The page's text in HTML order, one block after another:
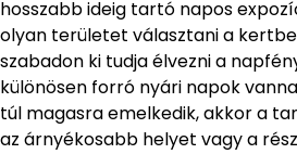
hosszabb ideig tartó napos
olyan területet választani a
szabadon ki tudja élvezni a
különösen forró nyári napok
túl magasra emelkedik, akkor a
az árnyékosabb helyet vagy a